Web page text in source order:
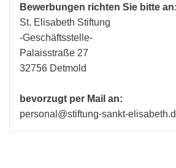
Bewerbungen richten Sie bitte an:
St. Elisabeth Stiftung
-Geschäftsstelle-
Palaisstraße 27
32756 Detmold
bevorzugt per Mail an:
personal@stiftung-sankt-